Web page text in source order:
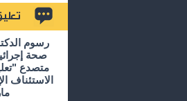
رسوم
صحة
متصدع